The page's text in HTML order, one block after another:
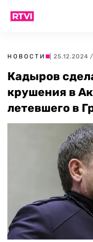
НОВОСТИ | 25.12.2024
Кадыров
крушения в
летевшего в